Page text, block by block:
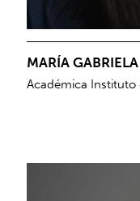
MARÍA
Académica Instituto